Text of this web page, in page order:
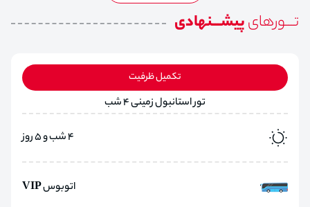
هنگام رزرو الزامی می باشد.
بیمه مسافران بالای 60 سال الزامی و هزینه جدا از مبلغ تور محاسبه
تـــورهایپیشـــنهادی
تکمیل ظرفیت
تور استانبول زمینی 4 شب
4 شب و 5 روز
اتوبوس VIP